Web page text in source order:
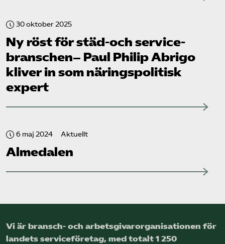
30 oktober 2025
Ny röst för städ-och service­
branschen– Paul Philip Abrigo
kliver in som näringspolitisk
expert
6 maj 2024 Aktuellt
Almedalen
Vi är bransch- och arbetsgivar­organisationen för
landets service­företag, med totalt 1 250